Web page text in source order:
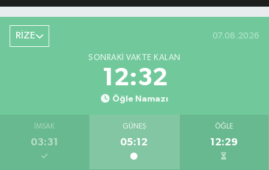
RİZE 07.08.2026
SONRAKI VAKTE KALAN
12:31
Öğle Namazı
İMSAK
03:31
GÜNEŞ
05:12
ÖĞLE
12:29